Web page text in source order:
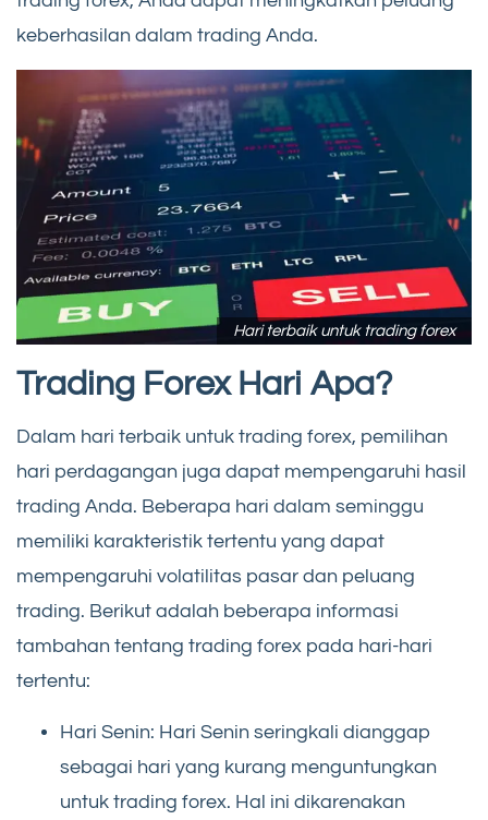
keberhasilan dalam trading Anda.
Hari terbaik untuk trading forex
Trading Forex Hari Apa?
Dalam hari terbaik untuk trading forex, pemilihan
hari perdagangan juga dapat mempengaruhi hasil
trading Anda. Beberapa hari dalam seminggu
memiliki karakteristik tertentu yang dapat
mempengaruhi volatilitas pasar dan peluang
trading. Berikut adalah beberapa informasi
tambahan tentang trading forex pada hari-hari
tertentu:
Hari Senin: Hari Senin seringkali dianggap
sebagai hari yang kurang menguntungkan
untuk trading forex. Hal ini dikarenakan